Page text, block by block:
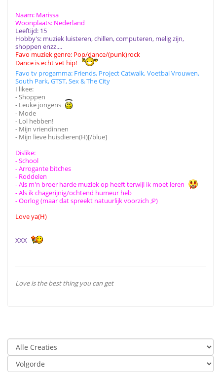
Naam: Marissa
Woonplaats: Nederland
Leeftijd: 15
Hobby's: muziek luisteren, chillen, computeren, melig zijn,
shoppen enzz....
Favo muziek genre: Pop/dance/(punk)rock
Dance is echt vet hip!
Favo tv progamma: Friends, Project Catwalk, Voetbal Vrouwen,
South Park, GTST, Sex & The City
I likee:
- Shoppen
- Leuke jongens
- Mode
- Lol hebben!
- Mijn vriendinnen
- Mijn lieve huisdieren(H)[/blue]
Dislike:
- School
- Arrogante bitches
- Roddelen
- Als m'n broer harde muziek op heeft terwijl ik moet leren
- Als ik chagerijnig/ochtend humeur heb
- Oorlog (maar dat spreekt natuurlijk voorzich ;P)
Love ya(H)
XXX
Love is the best thing you can get